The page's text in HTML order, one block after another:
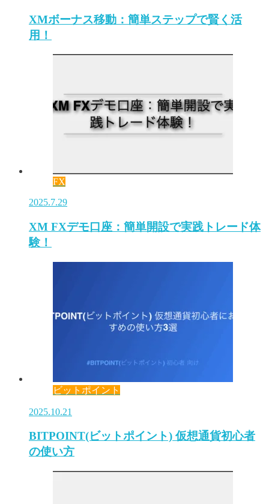
XMボーナス移動：簡単ステップで賢く活
用！
FX
2025.7.29
XM FXデモ口座：簡単開設で実践トレード体
験！
ビットポイント
2025.10.21
BITPOINT(ビットポイント) 仮想通貨初心者
の使い方